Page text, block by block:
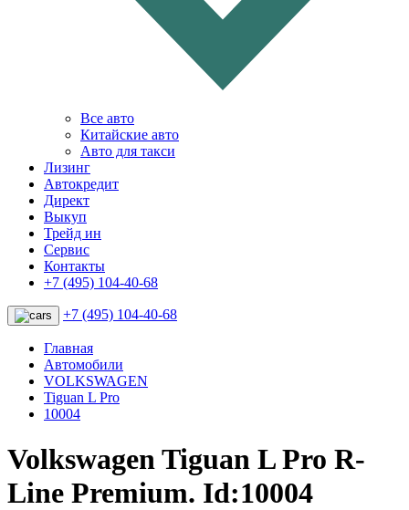
Все авто
Китайские авто
Авто для такси
Лизинг
Автокредит
Директ
Выкуп
Трейд ин
Сервис
Контакты
+7 (495) 104-40-68
+7 (495) 104-40-68
Главная
Автомобили
VOLKSWAGEN
Tiguan L Pro
10004
Volkswagen Tiguan L Pro R-
Line Premium. Id:10004